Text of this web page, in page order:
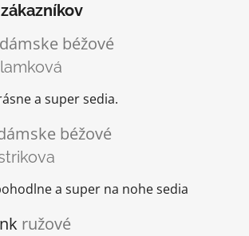
dámske béžové
je 5 z 5 hviezdičiek.
a super sedia.
béžové
je 5 z 5 hviezdičiek.
a super na nohe sedia
ružové